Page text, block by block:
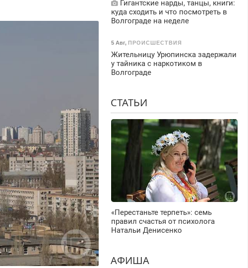
Гигантские нарды, танцы, книги:
куда сходить и что посмотреть в
Волгограде на неделе
5 Авг, ПРОИСШЕСТВИЯ
Жительницу Урюпинска задержали
у тайника с наркотиком в
Волгограде
СТАТЬИ
«Перестаньте терпеть»: семь
правил счастья от психолога
Натальи Денисенко
АФИША